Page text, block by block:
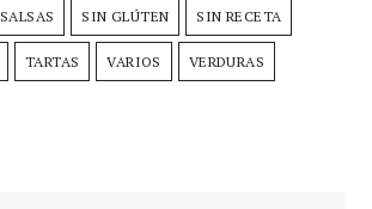
SALSAS SIN GLÚTEN SIN RECETA
TARTAS VARIOS VERDURAS